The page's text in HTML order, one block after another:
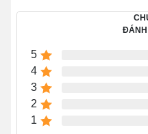
Dòng xe này hiện đang
giá khá lớn. Vì mỗi
điểm và đặc điểm nổi bật
kiếm các mẫu trong
chính hãng nhất. Đây
lý với model xe nâng tay
ĐÁNH
5
4
3
2
1